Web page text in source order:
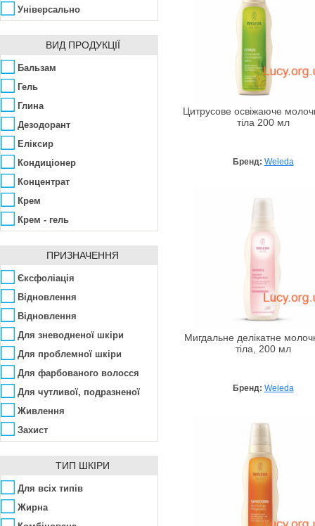
Anna Lotan
Annick Goutal
Antonio Banderas
ApaCare
Aramis
Archon Vitamin Corporation
Arcocere
Argital
Arkana
Armaf
Armand Basi
Ascania
Aubrey
Avalon Organics
Awesome Colors
Azzaro
Babe Laboratorios
Bademeisterei
Badgley Mischka
Baldessarini
Baltic Collagen
Banana Republic
Bandi Cosmetics
Універсально
ВИД ПРОДУКЦІЇ
Бальзам
Гель
Глина
Дезодорант
Еліксир
Кондиціонер
Концентрат
Крем
Крем - гель
Масло
Мило
Молочко
Пілінг
Паста
Сироватка
Тонік
Шампунь
ПРИЗНАЧЕННЯ
Єксфоліація
Відновлення
Відновлення
Для зневодненої шкіри
Для проблемної шкіри
Для фарбованого волосся
Для чутливої, подразненої
Живлення
Захист
Зменшення мімічних
Ліфтинг, підтягування
шкіри
Матування, звуження пор
ТИП ШКІРИ
Для всіх типів
Жирна
Цитрусове освіжаюче
тіла 200 мл
Бренд: Weleda
Мигдальне делікатне
тіла, 200 мл
Бренд: Weleda